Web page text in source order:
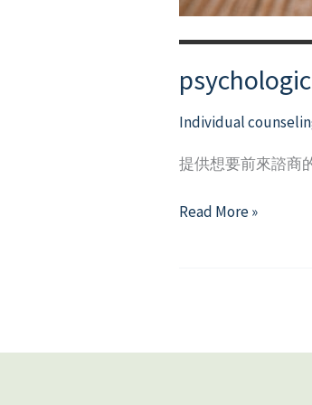
Individual
提供想要前來諮商
psychological
Read More »